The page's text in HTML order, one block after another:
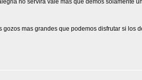
no servira vale mas que demos solamente
mas grandes que podemos disfrutar si los